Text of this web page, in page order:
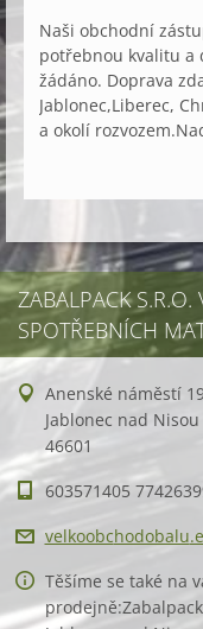
Naši obchodní
potřebnou kvalitu a
žádáno. Doprava
Jablonec,Liberec,
a okolí
ZABALPACK
SPOTŘEBNÍCH
Anenské náměstí
Jablonec nad Nisou
46601
603571405
velkoobchodobalu
Těšíme se také na